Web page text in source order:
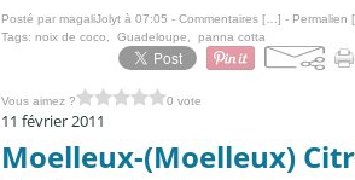
Posté par magaliJolyt à 07:05 - Commentaires [ ] - Permalien [
Tags: noix de coco Guadeloupe panna cotta
Vous aimez ? 0 vote
11 février 2011
Moelleux-(Moelleux)